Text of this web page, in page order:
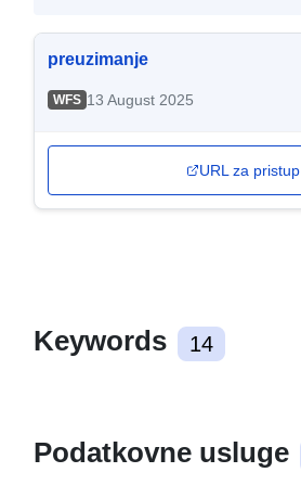
preuzimanje
WFS 13 August 2025
URL za pristup
Keywords 14
Podatkovne usluge